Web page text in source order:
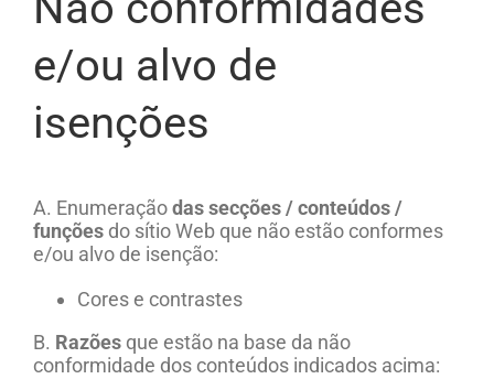
e/ou alvo de
isenções
A. Enumeraçãodas secções / conteúdos /
funçõesdo sítio Webque não estão conformes
e/ou alvo de isenção:
Cores e contrastes
B. Razõesque estão na base da não
conformidade dos conteúdos indicados acima: